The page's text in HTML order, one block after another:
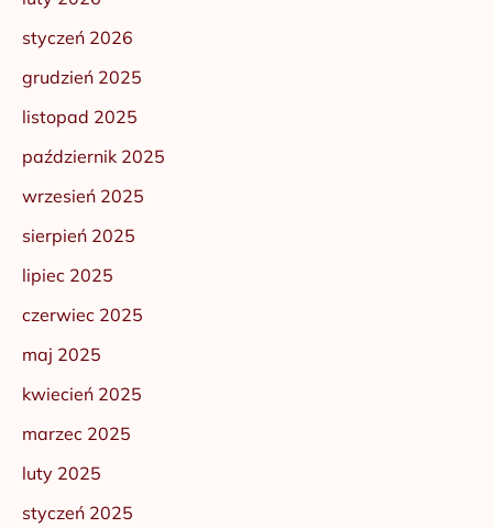
styczeń 2026
grudzień 2025
listopad 2025
październik 2025
wrzesień 2025
sierpień 2025
lipiec 2025
czerwiec 2025
maj 2025
kwiecień 2025
marzec 2025
luty 2025
styczeń 2025